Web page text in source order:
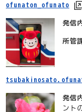
ofunaton_ofunato
発信
所管
発信
ント